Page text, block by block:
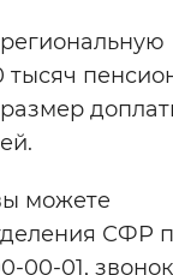
тысяч
можете
СФР
00-01, звонок